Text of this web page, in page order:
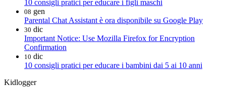
10 consigli pratici per educare i figli maschi
08 gen
Parental Chat Assistant è ora disponibile su Google Play
30 dic
Important Notice: Use Mozilla Firefox for Encryption
Confirmation
10 dic
10 consigli pratici per educare i bambini dai 5 ai 10 anni
Kidlogger